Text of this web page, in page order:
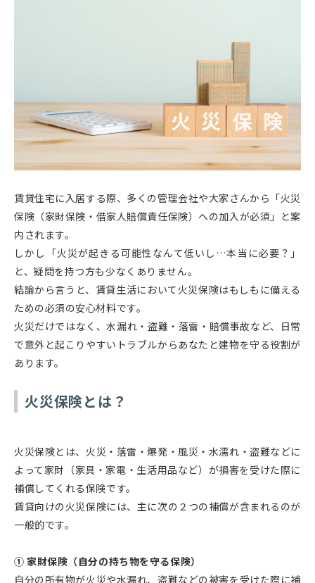
賃貸住宅に入居する際、多くの管理会社や大家さんから「火災
保険（家財保険・借家人賠償責任保険）への加入が必須」と案
内されます。
しかし「火災が起きる可能性なんて低いし…本当に必要？」
と、疑問を持つ方も少なくありません。
結論から言うと、賃貸生活において火災保険はもしもに備える
ための必須の安心材料です。
火災だけではなく、水漏れ・盗難・落雷・賠償事故など、日常
で意外と起こりやすいトラブルからあなたと建物を守る役割が
あります。
火災保険とは？
火災保険とは、火災・落雷・爆発・風災・水濡れ・盗難などに
よって家財（家具・家電・生活用品など）が損害を受けた際に
補償してくれる保険です。
賃貸向けの火災保険には、主に次の２つの補償が含まれるのが
一般的です。
① 家財保険（自分の持ち物を守る保険）
自分の所有物が火災や水漏れ、盗難などの被害を受けた際に補